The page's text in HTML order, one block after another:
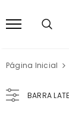
Página Inicial
BARRA